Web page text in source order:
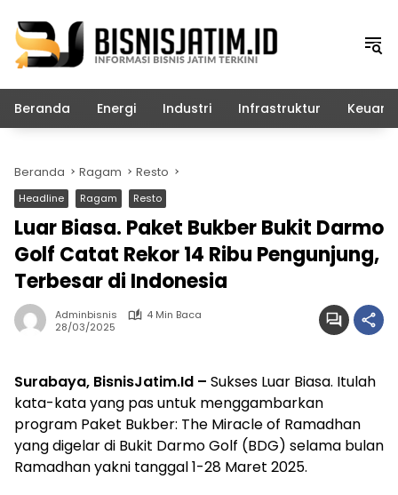
konten
Beranda Energi Industri Infrastruktur
Beranda Ragam Resto
Headline Ragam Resto
Luar Biasa. Paket Bukber Bukit Darmo
Golf Catat Rekor 14 Ribu Pengunjung,
Terbesar di Indonesia
Adminbisnis
4 Min Baca
28/03/2025
Surabaya, BisnisJatim.Id – Sukses Luar Biasa. Itulah
kata-kata yang pas untuk menggambarkan
program Paket Bukber: The Miracle of Ramadhan
yang digelar di Bukit Darmo Golf (BDG) selama bulan
Ramadhan yakni tanggal 1-28 Maret 2025.